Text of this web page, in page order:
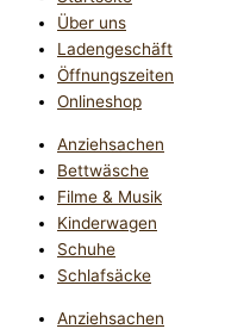
Über uns
Ladengeschäft
Öffnungszeiten
Onlineshop
Anziehsachen
Bettwäsche
Filme & Musik
Kinderwagen
Schuhe
Schlafsäcke
Anziehsachen